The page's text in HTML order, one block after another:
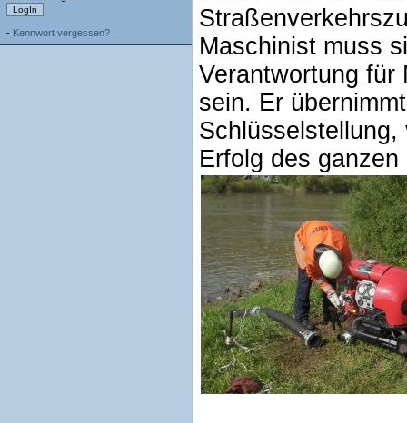
- Kennwort vergessen?
Maschinist muss
Verantwortung für
sein. Er
Erfolg des